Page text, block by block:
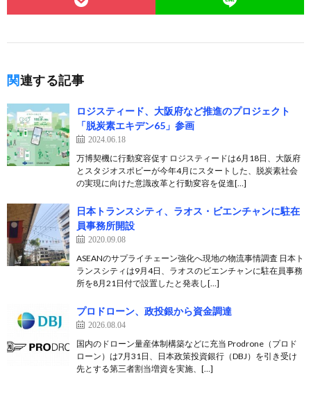
関連する記事
ロジスティード、大阪府など推進のプロジェクト
「脱炭素エキデン65」参画
2024.06.18
万博契機に行動変容促す ロジスティードは6月18日、大阪府
とスタジオスポビーが今年4月にスタートした、脱炭素社会
の実現に向けた意識改革と行動変容を促進[…]
日本トランスシティ、ラオス・ビエンチャンに駐在
員事務所開設
2020.09.08
ASEANのサプライチェーン強化へ現地の物流事情調査 日本ト
ランスシティは9月4日、ラオスのビエンチャンに駐在員事務
所を8月21日付で設置したと発表し[…]
プロドローン、政投銀から資金調達
2026.08.04
国内のドローン量産体制構築などに充当 Prodrone（プロド
ローン）は7月31日、日本政策投資銀行（DBJ）を引き受け
先とする第三者割当増資を実施、[…]